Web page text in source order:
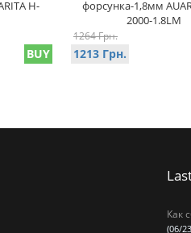
H-
BUY
форсунка-1,8мм
2000-1.8LM
1264 Грн.
1213 Грн.
Как
(06/